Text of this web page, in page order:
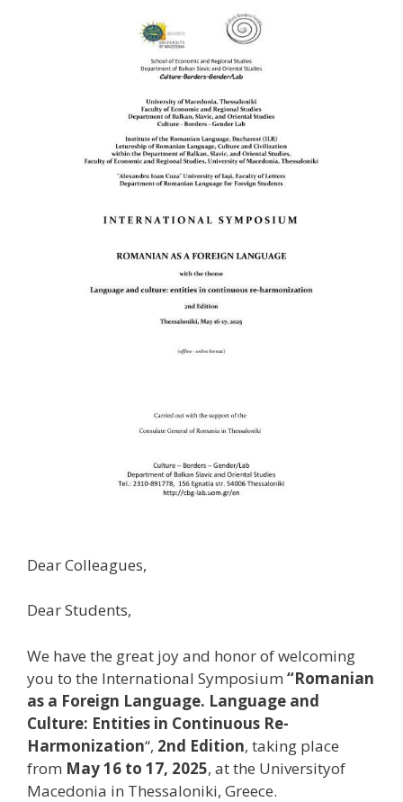
Dear Colleagues,
Dear Students,
We have the great joy and honor of welcoming
you to the International Symposium “Romanian
as a Foreign Language. Language and
Culture: Entities in Continuous Re-
Harmonization“, 2nd Edition, taking place
from May 16 to 17, 2025, at the Universityof
Macedonia in Thessaloniki, Greece.